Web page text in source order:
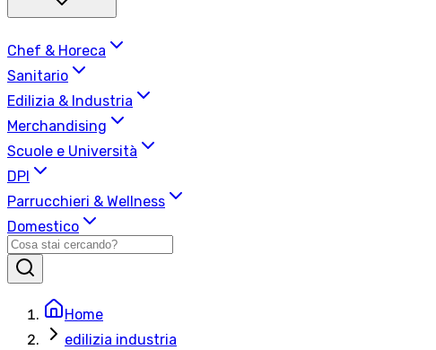
Chef & Horeca
Sanitario
Edilizia & Industria
Merchandising
Scuole e Università
DPI
Parrucchieri & Wellness
Domestico
Home
edilizia industria